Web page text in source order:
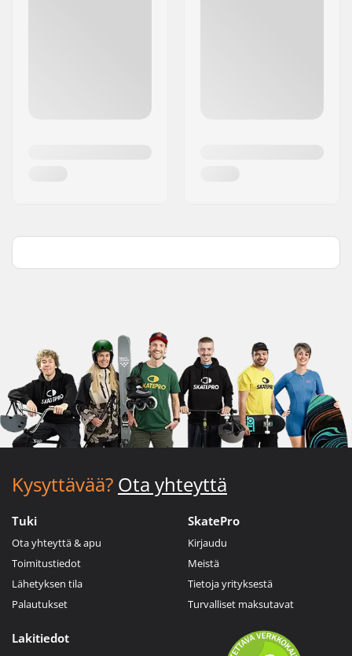
Kysyttävää? Ota yhteyttä
Tuki
Ota yhteyttä & apu
Toimitustiedot
Lähetyksen tila
Palautukset
SkatePro
Kirjaudu
Meistä
Tietoja yrityksestä
Turvalliset maksutavat
Lakitiedot